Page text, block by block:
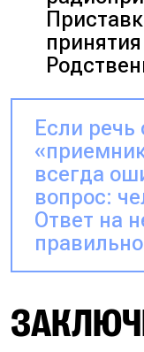
Если
всегда
вопрос:
Ответ на